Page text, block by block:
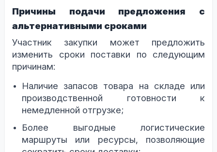
Причины подачи предложения с
альтернативными сроками
Участник закупки может предложить
изменить сроки поставки по следующим
причинам:
Наличие запасов товара на складе или
производственной готовности к
немедленной отгрузке;
Более выгодные логистические
маршруты или ресурсы, позволяющие